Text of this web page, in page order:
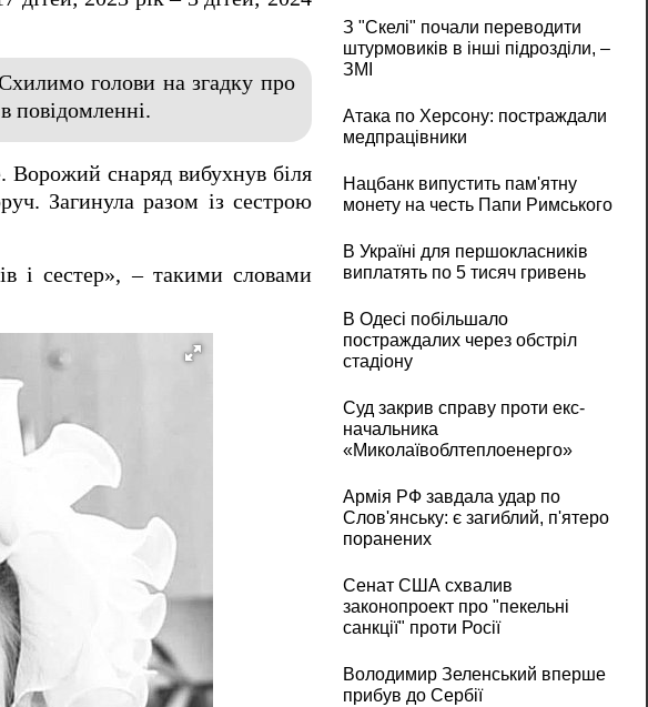
голови на згадку про
повідомленні.
Ворожий снаряд вибухнув біля
Загинула разом із сестрою
і сестер», – такими словами
З "Скелі" почали переводити
штурмовиків в інші підрозділи, –
ЗМІ
Атака по Херсону: постраждали
медпрацівники
Нацбанк випустить пам'ятну
монету на честь Папи Римського
В Україні для першокласників
виплатять по 5 тисяч гривень
В Одесі побільшало
постраждалих через обстріл
стадіону
Суд закрив справу проти екс-
начальника
«Миколаївоблтеплоенерго»
Армія РФ завдала удар по
Слов'янську: є загиблий, п'ятеро
поранених
Сенат США схвалив
законопроект про "пекельні
санкції" проти Росії
Володимир Зеленський вперше
прибув до Сербії